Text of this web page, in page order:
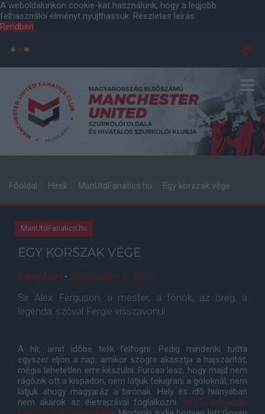
A weboldalunkon cookie-kat használunk, hogy a legjobb
felhasználói élményt nyújthassuk. Részletes leírás
Rendben
Főoldal Hírek ManUtdFanatics.hu Egy korszak vége
ManUtdFanatics.hu
EGY KORSZAK VÉGE
Balog Attila • 2013. május. 12. 07:00
Sir Alex Ferguson, a mester, a fõnök, az öreg, a
legenda, szóval Fergie visszavonul.
A hír, amit idõbe telik felfogni. Pedig mindenki tudta
egyszer eljön a nap, amikor szögre akasztja a hajszárítót,
mégis lehetetlen erre készülni. Furcsa lesz, hogy majd nem
rágózik ott a kispadon, nem látjuk felugrani a góloknál, nem
látjuk ahogy magyaráz a bírónak. Hely és idõ hiányában
nem akarok az életrajzával foglalkozni.A 25. évforduló